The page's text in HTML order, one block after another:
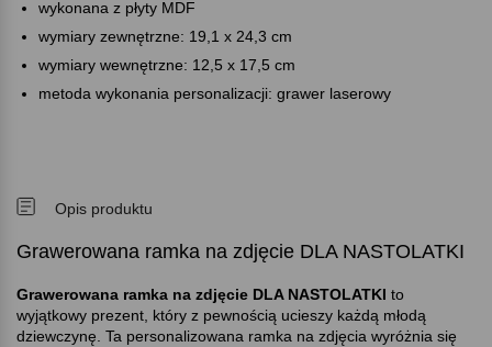
wykonana z płyty MDF
wymiary zewnętrzne: 19,1 x 24,3 cm
wymiary wewnętrzne: 12,5 x 17,5 cm
metoda wykonania personalizacji: grawer laserowy
Opis produktu
Grawerowana ramka na zdjęcie DLA NASTOLATKI
Grawerowana ramka na zdjęcie DLA NASTOLATKI to
wyjątkowy prezent, który z pewnością ucieszy każdą młodą
dziewczynę. Ta personalizowana ramka na zdjęcia wyróżnia się